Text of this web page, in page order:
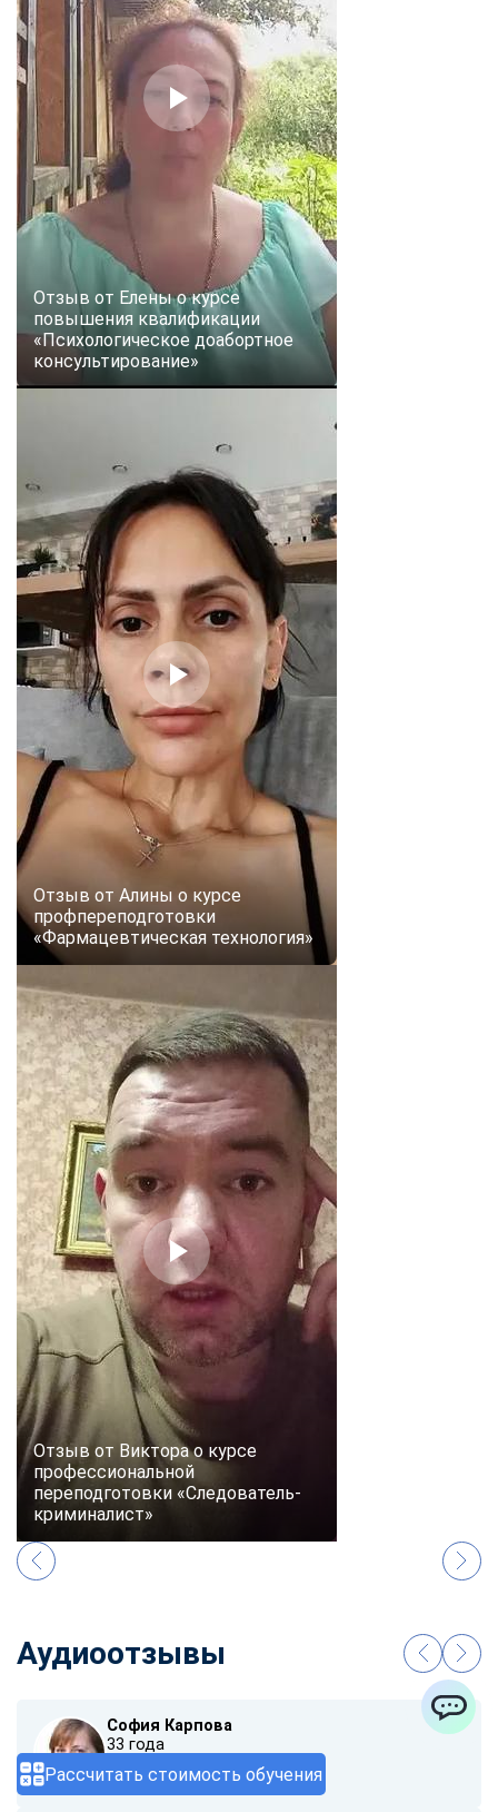
Рассчитать стоимость обучения
Отзыв от Елены о курсе
повышения квалификации
«Психологическое доабортное
консультирование»
Отзыв от Алины о курсе
профпереподготовки
«Фармацевтическая технология»
Отзыв от Виктора о курсе
профессиональной
переподготовки «Следователь-
криминалист»
Аудиоотзывы
София Карпова
33 года
00:00/ 01:40
ChatApp
online
Мессенджеры
Свяжитесь с нами через любой удобный мессенджер!
Telegram
Vkontakte EMail
Max